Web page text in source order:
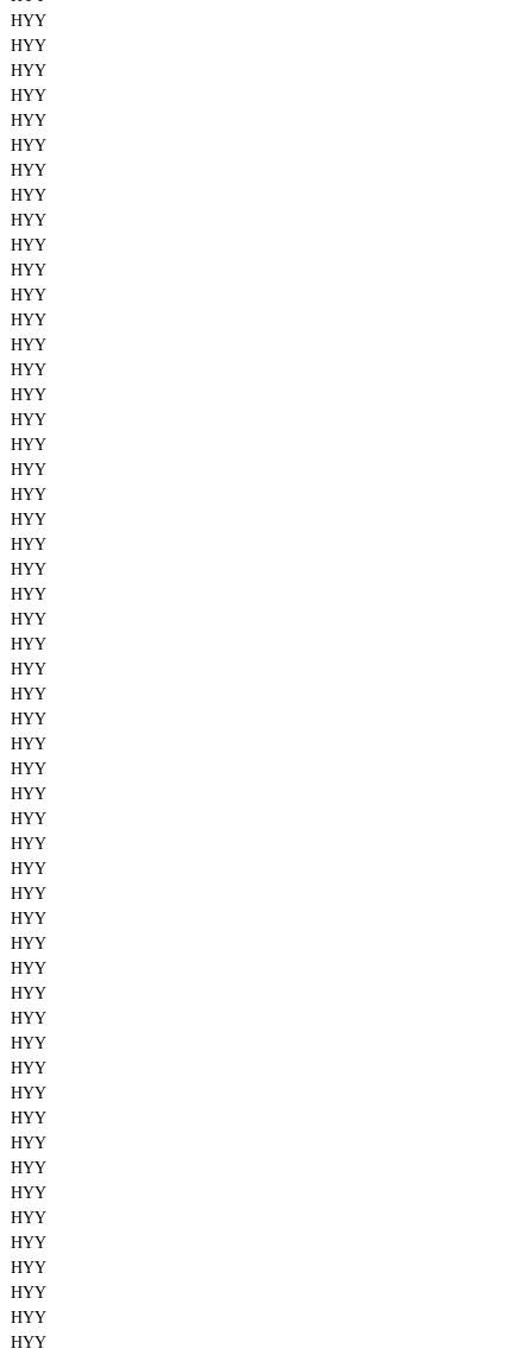
HYY
HYY
HYY
HYY
HYY
HYY
HYY
HYY
HYY
HYY
HYY
HYY
HYY
HYY
HYY
HYY
HYY
HYY
HYY
HYY
HYY
HYY
HYY
HYY
HYY
HYY
HYY
HYY
HYY
HYY
HYY
HYY
HYY
HYY
HYY
HYY
HYY
HYY
HYY
HYY
HYY
HYY
HYY
HYY
HYY
HYY
HYY
HYY
HYY
HYY
HYY
HYY
HYY
HYY